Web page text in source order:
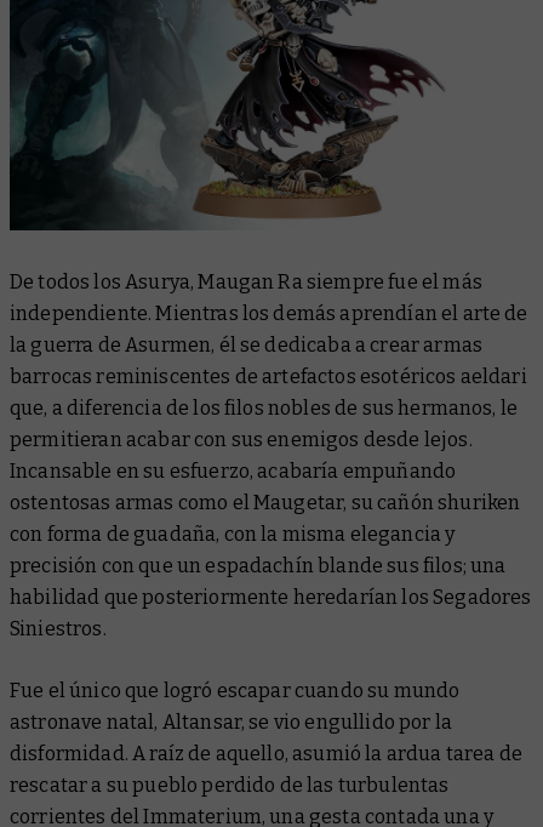
De todos los Asurya, Maugan Ra siempre fue el más
independiente. Mientras los demás aprendían el arte de
la guerra de Asurmen, él se dedicaba a crear armas
barrocas reminiscentes de artefactos esotéricos aeldari
que, a diferencia de los filos nobles de sus hermanos, le
permitieran acabar con sus enemigos desde lejos.
Incansable en su esfuerzo, acabaría empuñando
ostentosas armas como el Maugetar, su cañón shuriken
con forma de guadaña, con la misma elegancia y
precisión con que un espadachín blande sus filos; una
habilidad que posteriormente heredarían los Segadores
Siniestros.
Fue el único que logró escapar cuando su mundo
astronave natal, Altansar, se vio engullido por la
disformidad. A raíz de aquello, asumió la ardua tarea de
rescatar a su pueblo perdido de las turbulentas
corrientes del Immaterium, una gesta contada una y